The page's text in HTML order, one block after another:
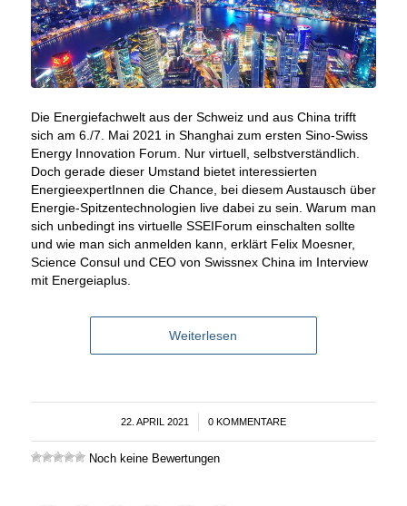
Die Energiefachwelt aus der Schweiz und aus China trifft
sich am 6./7. Mai 2021 in Shanghai zum ersten Sino-Swiss
Energy Innovation Forum. Nur virtuell, selbstverständlich.
Doch gerade dieser Umstand bietet interessierten
EnergieexpertInnen die Chance, bei diesem Austausch über
Energie-Spitzentechnologien live dabei zu sein. Warum man
sich unbedingt ins virtuelle SSEIForum einschalten sollte
und wie man sich anmelden kann, erklärt Felix Moesner,
Science Consul und CEO von Swissnex China im Interview
mit Energeiaplus.
Weiterlesen
22. APRIL 2021
/ 0 KOMMENTARE
Noch keine Bewertungen